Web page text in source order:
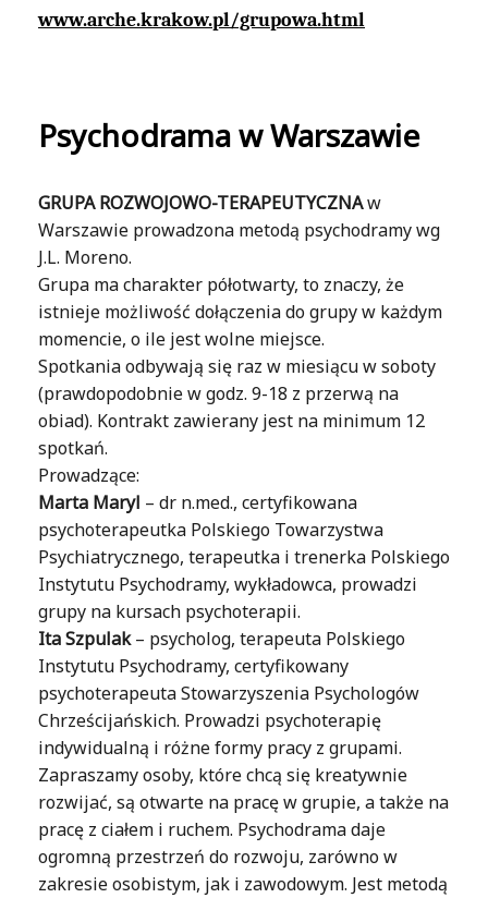
www.arche.krakow.pl/grupowa.html
Psychodrama w Warszawie
GRUPA ROZWOJOWO-TERAPEUTYCZNAw
Warszawie prowadzona metodą psychodramy wg
J.L. Moreno.
Grupa ma charakter półotwarty, to znaczy, że
istnieje możliwość dołączenia do grupy w każdym
momencie, o ile jest wolne miejsce.
Spotkania odbywają się raz w miesiącu w soboty
(prawdopodobnie w godz. 9-18 z przerwą na
obiad). Kontrakt zawierany jest na minimum 12
spotkań.
Prowadzące:
Marta Maryl – dr n.med., certyfikowana
psychoterapeutka Polskiego Towarzystwa
Psychiatrycznego, terapeutka i trenerka Polskiego
Instytutu Psychodramy, wykładowca, prowadzi
grupy na kursach psychoterapii.
Ita Szpulak– psycholog, terapeuta Polskiego
Instytutu Psychodramy, certyfikowany
psychoterapeuta Stowarzyszenia Psychologów
Chrześcijańskich. Prowadzi psychoterapię
indywidualną i różne formy pracy z grupami.
Zapraszamy osoby, które chcą się kreatywnie
rozwijać, są otwarte na pracę w grupie, a także na
pracę z ciałem i ruchem. Psychodrama daje
ogromną przestrzeń do rozwoju, zarówno w
zakresie osobistym, jak i zawodowym. Jest metodą